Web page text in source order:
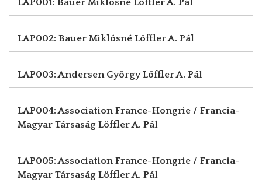
LAP001: Bauer Miklósné Löffler A. Pál
LAP002: Bauer Miklósné Löffler A. Pál
LAP003: Andersen GyörgyLöffler A. Pál
LAP004: Association France-Hongrie / Francia-
Magyar Társaság Löffler A. Pál
LAP005: Association France-Hongrie / Francia-
Magyar Társaság Löffler A. Pál